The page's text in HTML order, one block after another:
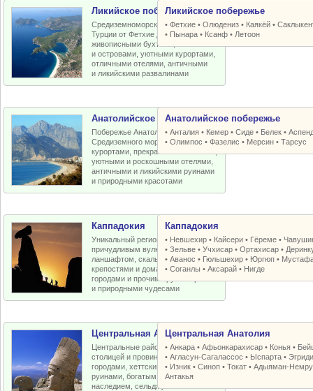
Ликийское побережье
Средиземноморское побережье
Турции от Фетхие до Кемера с
живописными бухтами, пляжами
и островами, уютными курортами,
отличными отелями, античными
и ликийскими развалинами
Ликийское побережье
•Фетхие •Олюдениз • Каякёй •
• Пынара • Ксанф • Летоон
Анатолийское побережье
Побережье Анатолийской бухты
Средиземного моря с отличными
курортами, прекрасными пляжами,
уютными и роскошными отелями,
античными и ликийскими руинами
и природными красотами
Анатолийское побережье
•Анталия • Кемер •Сиде • Белек •
•Олимпос •Фазелис • Мерсин •Тарсус
Каппадокия
Уникальный регион Турции с
причудливым вулканическим
ланшафтом, скальными церквями,
крепостями и домами, пещерными
городами и прочими рукотворными
и природными чудесами
Каппадокия
• Невшехир • Кайсери • Гёреме •
•Зельве •Учхисар •Ортахисар •
•Аванос • Гюльшехир • Юргюп •
•Соганлы •Аксарай • Нигде
Центральная Анатолия
Центральные районы Турции со
столицей и провинциальными
городами, хеттскими и античными
руинами, богатым византийским
наследием, сельджукскими и
Центральная Анатолия
•Анкара •Афьонкарахисар • Конья •
•Агласун-Сагалассос • Ыспарта •
• Изник •Синоп •Токат •Адыяман-
Антакья